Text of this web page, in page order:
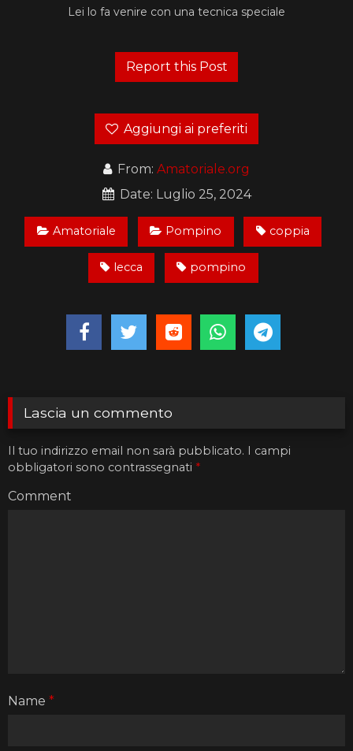
Lei lo fa venire con una tecnica speciale
Aggiungi ai preferiti
From: Amatoriale.org
Date: Luglio 25, 2024
Amatoriale Pompino coppia
lecca pompino
Lascia un commento
Il tuo indirizzo email non sarà pubblicato. I campi
obbligatori sono contrassegnati *
Comment
Name *